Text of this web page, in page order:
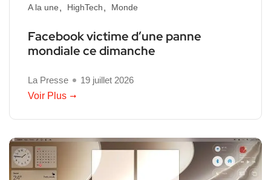
A la une HighTech Monde
Facebook victime d’une panne
mondiale ce dimanche
La Presse
19 juillet 2026
Voir Plus